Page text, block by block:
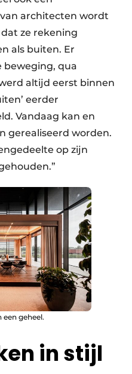
architecten wordt
ze rekening
als buiten. Er
beweging, qua
altijd eerst binnen
eerder
Vandaag kan en
gerealiseerd worden.
op zijn
geheel.
in stijl